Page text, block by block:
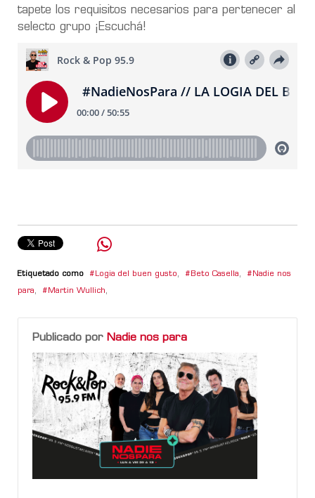
tapete los requisitos necesarios para pertenecer al
selecto grupo ¡Escuchá!
Etiquetado como Logia del buen gusto, Beto Casella, Nadie nos
para, Martin Wullich,
Publicado por Nadie nos para